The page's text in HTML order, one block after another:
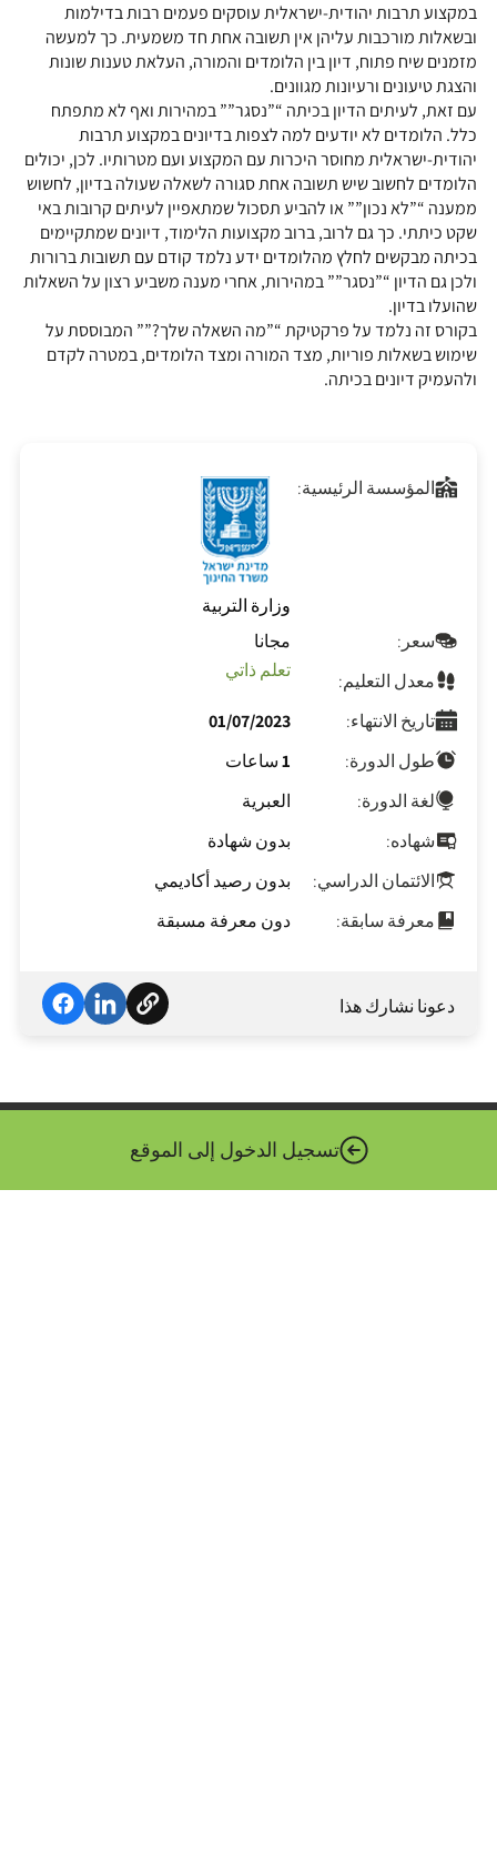
تسجيل الدخول إلى الموقع
במקצוע תרבות יהודית-ישראלית עוסקים פעמים רבות בדילמות
ובשאלות מורכבות עליהן אין תשובה אחת חד משמעית. כך למעשה
מזמנים שיח פתוח, דיון בין הלומדים והמורה, העלאת טענות שונות
והצגת טיעונים ורעיונות מגוונים.
עם זאת, לעיתים הדיון בכיתה “”נסגר”” במהירות ואף לא מתפתח
כלל. הלומדים לא יודעים למה לצפות בדיונים במקצוע תרבות
יהודית-ישראלית מחוסר היכרות עם המקצוע ועם מטרותיו. לכן, יכולים
הלומדים לחשוב שיש תשובה אחת סגורה לשאלה שעולה בדיון, לחשוש
ממענה “”לא נכון”” או להביע תסכול שמתאפיין לעיתים קרובות באי
שקט כיתתי. כך גם לרוב, ברוב מקצועות הלימוד, דיונים שמתקיימים
בכיתה מבקשים לחלץ מהלומדים ידע נלמד קודם עם תשובות ברורות
ולכן גם הדיון “”נסגר”” במהירות, אחרי מענה משביע רצון על השאלות
שהועלו בדיון.
בקורס זה נלמד על פרקטיקת “”מה השאלה שלך?”” המבוססת על
שימוש בשאלות פוריות, מצד המורה ומצד הלומדים, במטרה לקדם
ולהעמיק דיונים בכיתה.
المؤسسة الرئيسية:
وزارة التربية
سعر:
مجانا
معدل التعليم:
تعلم ذاتي
تاريخ الانتهاء:
01/07/2023
طول الدورة:
1 ساعات
لغة الدورة:
العبرية
شهاده:
بدون شهادة
الائتمان الدراسي:
بدون رصيد أكاديمي
معرفة سابقة:
دون معرفة مسبقة
دعونا نشارك هذا